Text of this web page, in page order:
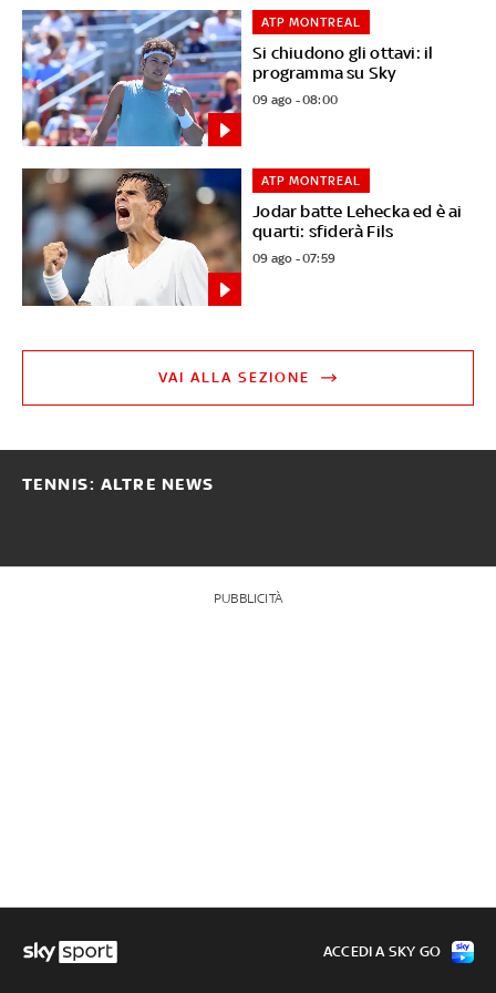
Si chiudono gli ottavi: il
programma su Sky
ATP MONTREAL
09 ago - 08:00
Jodar batte Lehecka ed è ai
quarti: sfiderà Fils
ATP MONTREAL
09 ago - 07:59
VAI ALLA SEZIONE
TENNIS: ALTRE NEWS
PUBBLICITÀ
ACCEDI A SKY GO